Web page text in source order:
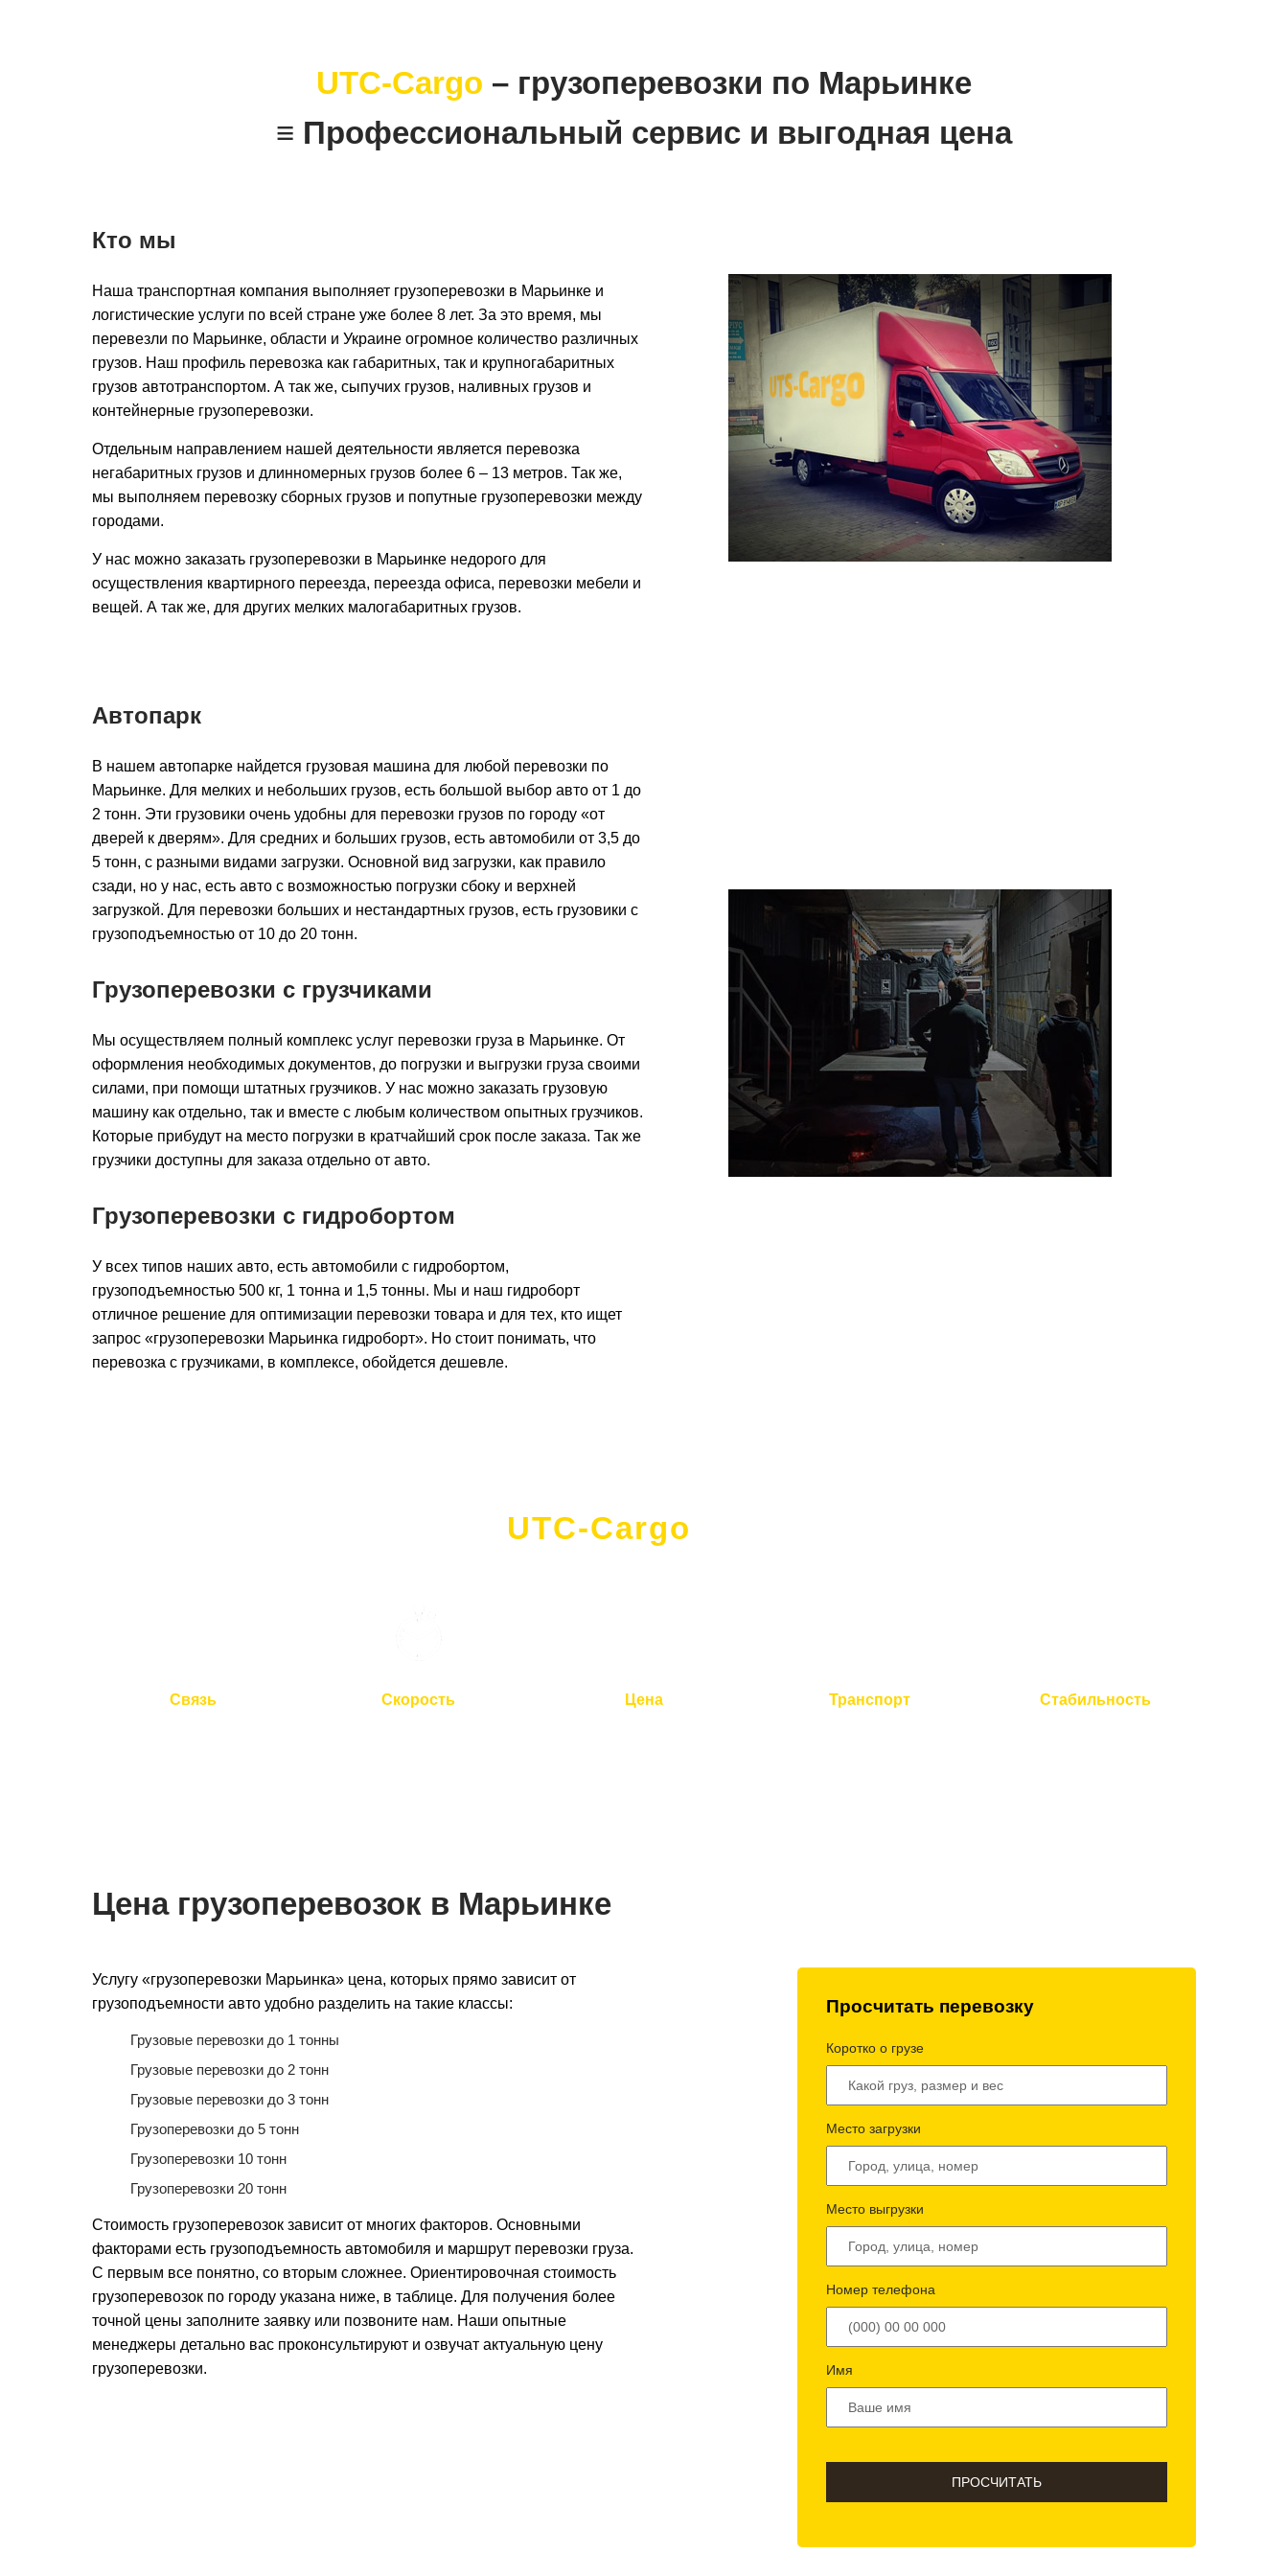
UTC-Cargo – грузоперевозки по Марьинке
≡ Профессиональный сервис и выгодная цена
Кто мы
Наша транспортная компания выполняет грузоперевозки в Марьинке и
логистические услуги по всей стране уже более 8 лет. За это время, мы
перевезли по Марьинке, области и Украине огромное количество различных
грузов. Наш профиль перевозка как габаритных, так и крупногабаритных
грузов автотранспортом. А так же, сыпучих грузов, наливных грузов и
контейнерные грузоперевозки.
Отдельным направлением нашей деятельности является перевозка
негабаритных грузов и длинномерных грузов более 6 – 13 метров. Так же,
мы выполняем перевозку сборных грузов и попутные грузоперевозки между
городами.
У нас можно заказать грузоперевозки в Марьинке недорого для
осуществления квартирного переезда, переезда офиса, перевозки мебели и
вещей. А так же, для других мелких малогабаритных грузов.
Автопарк
В нашем автопарке найдется грузовая машина для любой перевозки по
Марьинке. Для мелких и небольших грузов, есть большой выбор авто от 1 до
2 тонн. Эти грузовики очень удобны для перевозки грузов по городу «от
дверей к дверям». Для средних и больших грузов, есть автомобили от 3,5 до
5 тонн, с разными видами загрузки. Основной вид загрузки, как правило
сзади, но у нас, есть авто с возможностью погрузки сбоку и верхней
загрузкой. Для перевозки больших и нестандартных грузов, есть грузовики с
грузоподъемностью от 10 до 20 тонн.
Грузоперевозки с грузчиками
Мы осуществляем полный комплекс услуг перевозки груза в Марьинке. От
оформления необходимых документов, до погрузки и выгрузки груза своими
силами, при помощи штатных грузчиков. У нас можно заказать грузовую
машину как отдельно, так и вместе с любым количеством опытных грузчиков.
Которые прибудут на место погрузки в кратчайший срок после заказа. Так же
грузчики доступны для заказа отдельно от авто.
Грузоперевозки с гидробортом
У всех типов наших авто, есть автомобили с гидробортом,
грузоподъемностью 500 кг, 1 тонна и 1,5 тонны. Мы и наш гидроборт
отличное решение для оптимизации перевозки товара и для тех, кто ищет
запрос «грузоперевозки Марьинка гидроборт». Но стоит понимать, что
перевозка с грузчиками, в комплексе, обойдется дешевле.
UTC-Cargo
Связь
Скорость
Цена
Транспорт
Стабильность
Цена грузоперевозок в Марьинке
Услугу «грузоперевозки Марьинка» цена, которых прямо зависит от
грузоподъемности авто удобно разделить на такие классы:
Грузовые перевозки до 1 тонны
Грузовые перевозки до 2 тонн
Грузовые перевозки до 3 тонн
Грузоперевозки до 5 тонн
Грузоперевозки 10 тонн
Грузоперевозки 20 тонн
Стоимость грузоперевозок зависит от многих факторов. Основными
факторами есть грузоподъемность автомобиля и маршрут перевозки груза.
С первым все понятно, со вторым сложнее. Ориентировочная стоимость
грузоперевозок по городу указана ниже, в таблице. Для получения более
точной цены заполните заявку или позвоните нам. Наши опытные
менеджеры детально вас проконсультируют и озвучат актуальную цену
грузоперевозки.
Просчитать перевозку
Коротко о грузе
Место загрузки
Место выгрузки
Номер телефона
Имя
ПРОСЧИТАТЬ